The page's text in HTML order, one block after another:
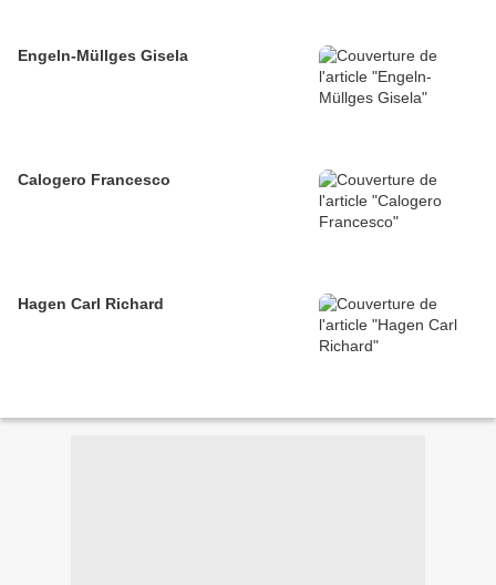
Engeln-Müllges Gisela
Calogero Francesco
Hagen Carl Richard